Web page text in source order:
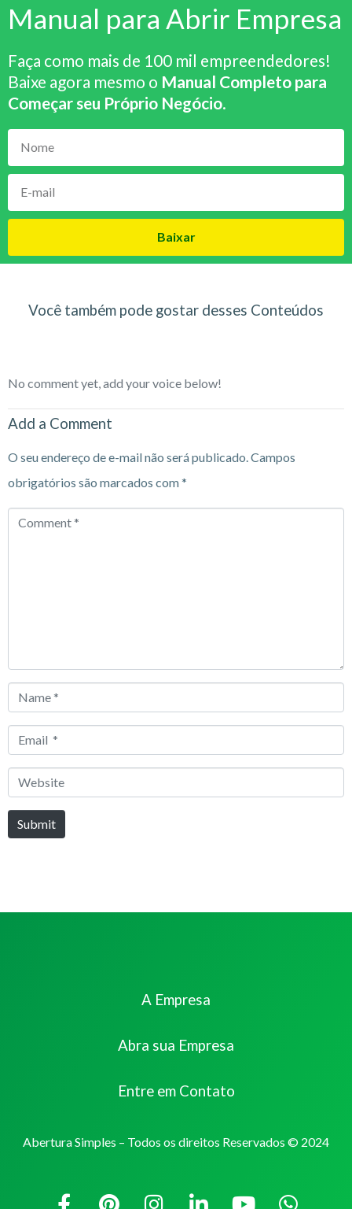
Manual para Abrir Empresa
Faça como mais de 100 mil empreendedores!
Baixe agora mesmo o Manual Completo para
Começar seu Próprio Negócio.
Baixar
Você também pode gostar desses Conteúdos
No comment yet, add your voice below!
Add a Comment
O seu endereço de e-mail não será publicado.Campos
obrigatórios são marcados com*
Comment
Name
Email
Website
Submit
A Empresa
Abra sua Empresa
Entre em Contato
Abertura Simples – Todos os direitos Reservados © 2024